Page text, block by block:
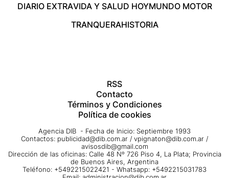
DIARIO EXTRAVIDA Y SALUD HOYMUNDO MOTOR
TRANQUERAHISTORIA
RSS
Contacto
Términos y Condiciones
Política de cookies
Agencia DIB - Fecha de Inicio: Septiembre 1993
Contactos: publicidad@dib.com.ar / vpignaton@dib.com.ar /
avisosdib@gmail.com
Dirección de las oficinas: Calle 48 Nº 726 Piso 4, La Plata; Provincia
de Buenos Aires, Argentina
Teléfono: +5492215022421 - Whatsapp: +5492215031783